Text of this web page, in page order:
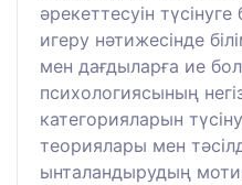
әрекеттесуін
игеру нәтижесінде
мен дағдыларға ие
психологиясының
категорияларын
теориялары мен
ынталандырудың